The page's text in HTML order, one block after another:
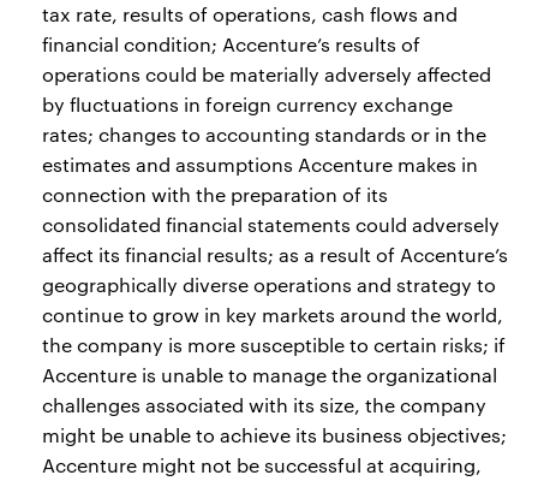
tax rate, results of operations, cash flows and
financial condition; Accenture’s results of
operations could be materially adversely affected
by fluctuations in foreign currency exchange
rates; changes to accounting standards or in the
estimates and assumptions Accenture makes in
connection with the preparation of its
consolidated financial statements could adversely
affect its financial results; as a result of Accenture’s
geographically diverse operations and strategy to
continue to grow in key markets around the world,
the company is more susceptible to certain risks; if
Accenture is unable to manage the organizational
challenges associated with its size, the company
might be unable to achieve its business objectives;
Accenture might not be successful at acquiring,